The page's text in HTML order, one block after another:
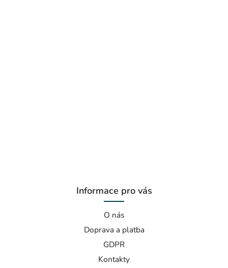
Informace pro vás
O nás
Doprava a platba
GDPR
Kontakty